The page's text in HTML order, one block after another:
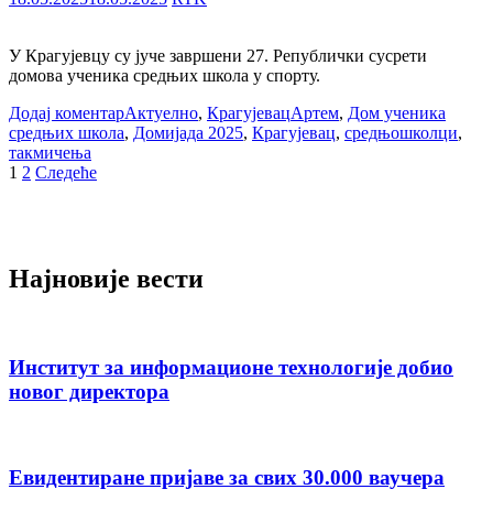
У Крагујевцу су јуче завршени 27. Републички сусрети
домова ученика средњих школа у спорту.
Додај коментарАктуелно, КрагујевацАртем, Дом ученика
средњих школа, Домијада 2025, Крагујевац, средњошколци,
такмичења
Пагинација
1 2 Следеће
Најновије вести
Институт за информационе технологије добио
новог директора
Евидентиране пријаве за свих 30.000 ваучера